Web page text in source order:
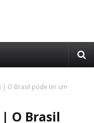
| O Brasil pode ter um
O Brasil